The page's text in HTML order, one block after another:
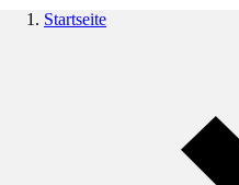
Startseite